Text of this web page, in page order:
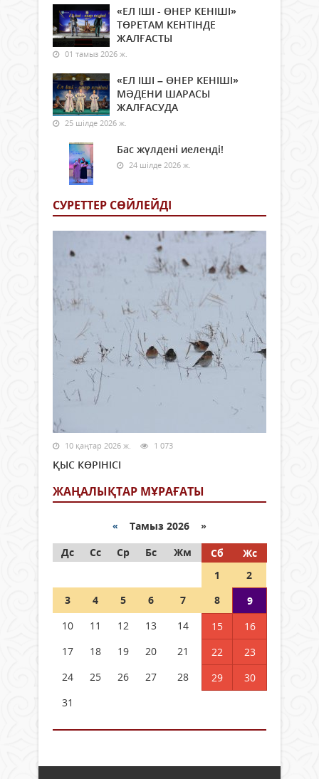
«ЕЛ ІШІ - ӨНЕР КЕНІШІ»
ТӨРЕТАМ КЕНТІНДЕ
ЖАЛҒАСТЫ
01 тамыз 2026 ж.
«ЕЛ ІШІ – ӨНЕР КЕНІШІ»
МӘДЕНИ ШАРАСЫ
ЖАЛҒАСУДА
25 шілде 2026 ж.
Бас жүлдені иеленді!
24 шілде 2026 ж.
СУРЕТТЕР СӨЙЛЕЙДI
10 қаңтар 2026 ж. 1 073
ҚЫС КӨРІНІСІ
ЖАҢАЛЫҚТАР МҰРАҒАТЫ
« Тамыз 2026 »
Дс
Сс Ср Бс Жм Сб
Жс
1
2
3
4 5 6 7 8
9
10
11 12 13 14 15
16
17
18 19 20 21 22
23
24
25 26 27 28 29
30
31